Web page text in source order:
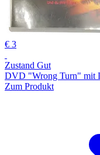
€ 3
Zustand Gut
DVD "Wrong Turn" mit
Zum Produkt